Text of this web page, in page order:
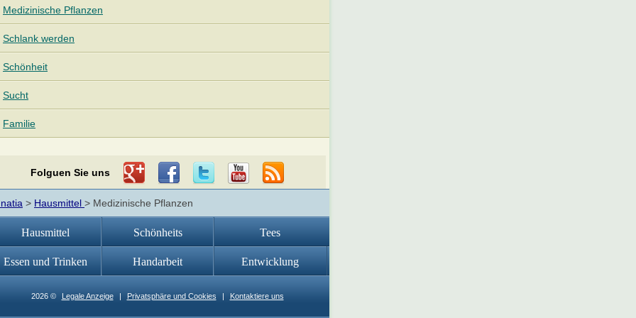
Medizinische Pflanzen
Schlank werden
Schönheit
Sucht
Familie
Folguen Sie uns
> Hausmittel > Medizinische Pflanzen
Hausmittel Schönheits Tees
Essen und Trinken Handarbeit Entwicklung
2026 © Legale Anzeige | Privatsphäre und Cookies | Kontaktiere uns